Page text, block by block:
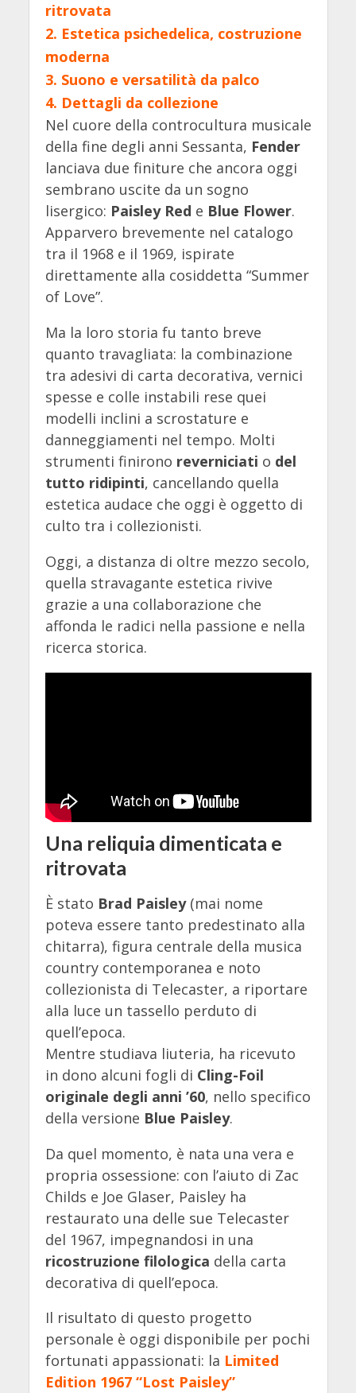
ritrovata
2. Estetica psichedelica, costruzione
moderna
3. Suono e versatilità da palco
4. Dettagli da collezione
Nel cuore della controcultura musicale
della fine degli anni Sessanta, Fender
lanciava due finiture che ancora oggi
sembrano uscite da un sogno
lisergico: Paisley Red e Blue Flower.
Apparvero brevemente nel catalogo
tra il 1968 e il 1969, ispirate
direttamente alla cosiddetta “Summer
of Love”.
Ma la loro storia fu tanto breve
quanto travagliata: la combinazione
tra adesivi di carta decorativa, vernici
spesse e colle instabili rese quei
modelli inclini a scrostature e
danneggiamenti nel tempo. Molti
strumenti finirono reverniciati o del
tutto ridipinti, cancellando quella
estetica audace che oggi è oggetto di
culto tra i collezionisti.
Oggi, a distanza di oltre mezzo secolo,
quella stravagante estetica rivive
grazie a una collaborazione che
affonda le radici nella passione e nella
ricerca storica.
Una reliquia dimenticata e
ritrovata
È stato Brad Paisley(mai nome
poteva essere tanto predestinato alla
chitarra), figura centrale della musica
country contemporanea e noto
collezionista di Telecaster, a riportare
alla luce un tassello perduto di
quell’epoca.
Mentre studiava liuteria, ha ricevuto
in dono alcuni fogli di Cling-Foil
originale degli anni ’60, nello specifico
della versione Blue Paisley.
Da quel momento, è nata una vera e
propria ossessione: con l’aiuto di Zac
Childs e Joe Glaser, Paisley ha
restaurato una delle sue Telecaster
del 1967, impegnandosi in una
ricostruzione filologica della carta
decorativa di quell’epoca.
Il risultato di questo progetto
personale è oggi disponibile per pochi
fortunati appassionati: la Limited
Edition 1967 “Lost Paisley”